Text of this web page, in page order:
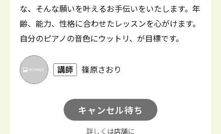
な、そんな願いを叶えるお手伝いをいたします。年
齢、能力、性格に合わせたレッスンを心がけます。
自分のピアノの音色にウットリ、が目標です。
講師 篠原さおり
キャンセル待ち
詳しくは店舗に